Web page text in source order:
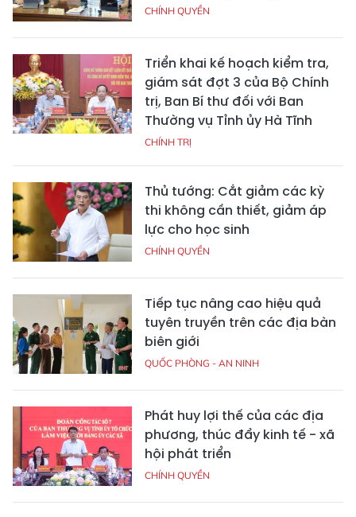
CHÍNH QUYỀN
Triển khai kế hoạch kiểm tra,
giám sát đợt 3 của Bộ Chính
trị, Ban Bí thư đối với Ban
Thường vụ Tỉnh ủy Hà Tĩnh
CHÍNH TRỊ
Thủ tướng: Cắt giảm các kỳ
thi không cần thiết, giảm áp
lực cho học sinh
CHÍNH QUYỀN
Tiếp tục nâng cao hiệu quả
tuyên truyền trên các địa bàn
biên giới
QUỐC PHÒNG - AN NINH
Phát huy lợi thế của các địa
phương, thúc đẩy kinh tế - xã
hội phát triển
CHÍNH QUYỀN